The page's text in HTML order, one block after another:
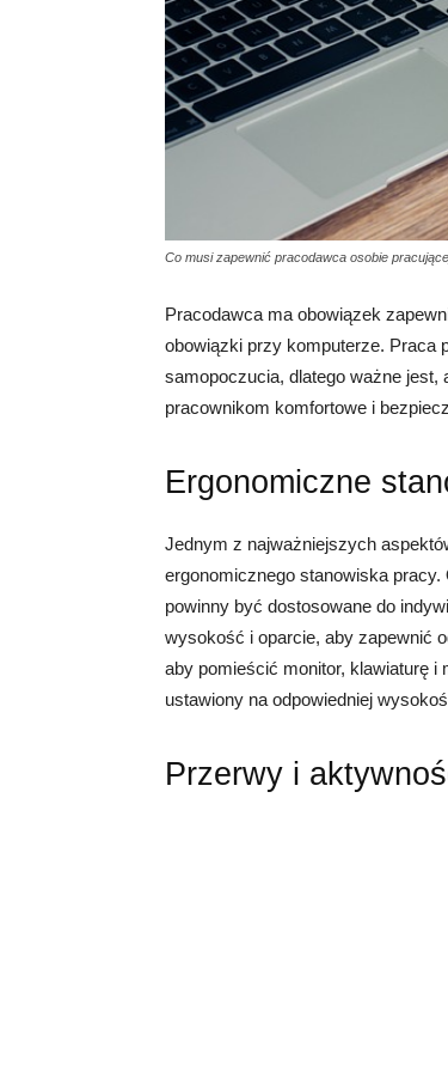
Co musi zapewnić pracodawca osobie
Pracodawca ma obowiązek
obowiązki przy komputerze. Praca
samopoczucia, dlatego ważne jest,
pracownikom komfortowe i
Ergonomiczne
Jednym z najważniejszych
ergonomicznego stanowiska
powinny być dostosowane do
wysokość i oparcie, aby zapewnić
aby pomieścić monitor, klawiaturę i
ustawiony na odpowiedniej
Przerwy i